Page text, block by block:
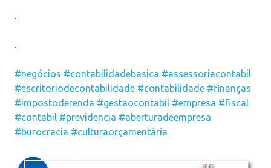
.
.
#negócios #contabilidadebasica #assessoriacontabil
#escritoriodecontabilidade #contabilidade #finanças
#impostoderenda #gestaocontabil #empresa #fiscal
#contabil #previdencia #aberturadeempresa
#burocracia #culturaorçamentária